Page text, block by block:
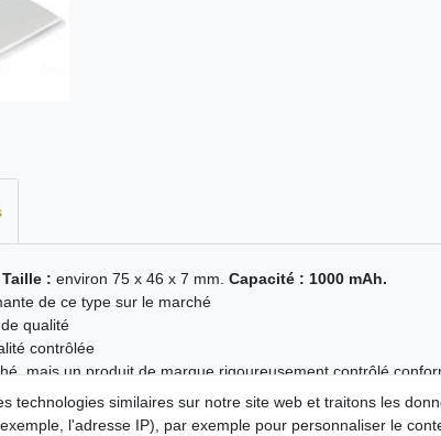
Taille : environ 75 x 46 x 7 mm. Capacité : 1000 mAh.
de ce type sur le marché
qualité
contrôlée
mais un produit de marque rigoureusement contrôlé
la surchauffe et les courts-circuits
technologies similaires sur notre site web et traitons les
l'adresse IP), par exemple pour personnaliser le